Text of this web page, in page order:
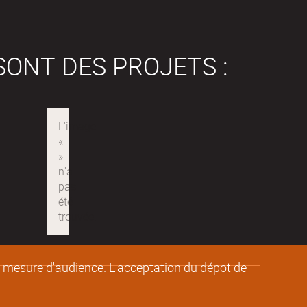
d'audience. L'acceptation du dépot de
DES PROJETS :